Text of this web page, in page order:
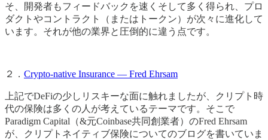
そ、開発者もフィードバックを速くそして多く得られ、プロ
ダクトやコントラクト（またはトークン）が次々に進化して
います。それが他の業界と圧倒的に違う点です。
２． Crypto-native Insurance — Fred Ehrsam
上記でDeFiの少しリスキーな面に触れましたが、クリプト時
代の保険は多くの人が考えているテーマです。そこで
Paradigm Capital（&元Coinbase共同創業者）のFred Ehrsam
が、クリプトネイティブ保険についてのブログを書いていま